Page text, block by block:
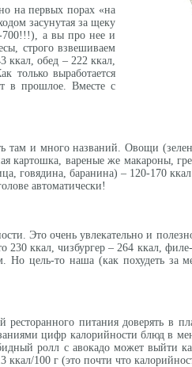
на первых порах «на
засунутая за щеку
700!!!), а вы про нее и
строго взвешиваем
ккал, обед – 222 ккал,
выработается
в прошлое. Вместе с
и много названий. Овощи
картошка, вареные же макароны,
говядина, баранина) – 120-170
автоматически!
Это очень увлекательно и
230 ккал, чизбургер – 264 ккал,
Но цель-то наша (как похудеть за
питания доверять в
цифр калорийности блюд в
ролл с авокадо может выйти
100 г (это почти что